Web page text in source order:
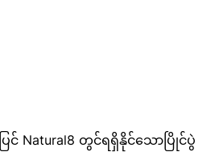
ပြင် Natural8 တွင်ရရှိနိုင်သောပြိုင်ပွဲ